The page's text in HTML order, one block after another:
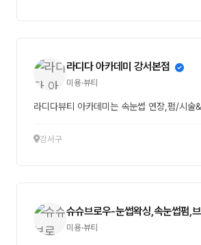
라디다 아카데미 강서본점
미용·뷰티
라디다뷰티 아카데미는 속눈썹 연장,펌/시술
강서구
슈슈브로우-눈썹왁싱,속눈썹펌,
미용·뷰티